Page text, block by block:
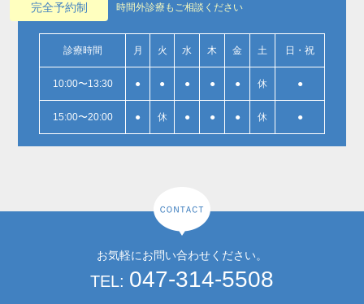
完全予約制 時間外診療もご相談ください
診療時間 月 火 水 木 金 土 日・祝
10:00〜13:30 ● ● ● ● ● 休 ●
15:00〜20:00 ● 休 ● ● ● 休 ●
お気軽にお問い合わせください。
TEL: 047-314-5508